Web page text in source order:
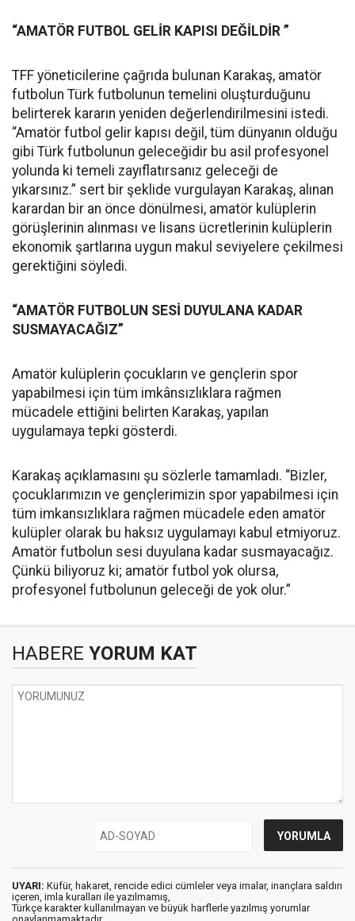
“AMATÖR FUTBOL GELİR KAPISI DEĞİLDİR ”
TFF yöneticilerine çağrıda bulunan Karakaş, amatör
futbolun Türk futbolunun temelini oluşturduğunu
belirterek kararın yeniden değerlendirilmesini istedi.
“Amatör futbol gelir kapısı değil, tüm dünyanın olduğu
gibi Türk futbolunun geleceğidir bu asil profesyonel
yolunda ki temeli zayıflatırsanız geleceği de
yıkarsınız.” sert bir şeklide vurgulayan Karakaş, alınan
karardan bir an önce dönülmesi, amatör kulüplerin
görüşlerinin alınması ve lisans ücretlerinin kulüplerin
ekonomik şartlarına uygun makul seviyelere çekilmesi
gerektiğini söyledi.
“AMATÖR FUTBOLUN SESİ DUYULANA KADAR
SUSMAYACAĞIZ”
Amatör kulüplerin çocukların ve gençlerin spor
yapabilmesi için tüm imkânsızlıklara rağmen
mücadele ettiğini belirten Karakaş, yapılan
uygulamaya tepki gösterdi.
Karakaş açıklamasını şu sözlerle tamamladı. “Bizler,
çocuklarımızın ve gençlerimizin spor yapabilmesi için
tüm imkansızlıklara rağmen mücadele eden amatör
kulüpler olarak bu haksız uygulamayı kabul etmiyoruz.
Amatör futbolun sesi duyulana kadar susmayacağız.
Çünkü biliyoruz ki; amatör futbol yok olursa,
profesyonel futbolunun geleceği de yok olur.”
HABERE YORUM KAT
UYARI: Küfür, hakaret, rencide edici cümleler veya imalar, inançlara saldırı
içeren, imla kuralları ile yazılmamış,
Türkçe karakter kullanılmayan ve büyük harflerle yazılmış yorumlar